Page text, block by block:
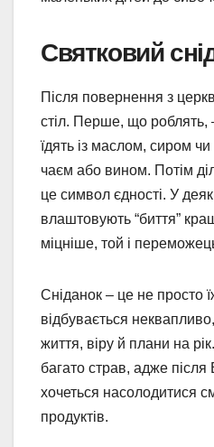
Святковий
Після повернення з
стіл. Перше, що роблять, –
їдять із маслом, сиром
чаєм або вином. Потім
це символ єдності. У
влаштовують “биття”
міцніше, той і
Сніданок – це не просто
відбувається
життя, віру й плани на
багато страв, адже після
хочеться насолодитися
продуктів.